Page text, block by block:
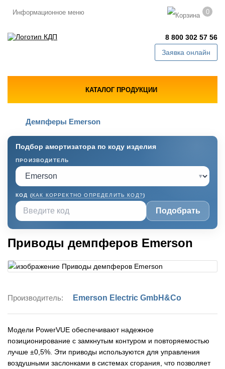
Информационное меню 0
8 800 302 57 56
Заявка онлайн
КАТАЛОГ ПРОДУКЦИИ
Демпферы Emerson
Подбор амортизатора по коду изделия
ПРОИЗВОДИТЕЛЬ
▾
КОД (КАК КОРРЕКТНО ОПРЕДЕЛИТЬ КОД?)
Подобрать
Приводы демпферов Emerson
Производитель: Emerson Electric GmbH&Co
Модели PowerVUE обеспечивают надежное
позиционирование с замкнутым контуром и повторяемостью
лучше ±0,5%. Эти приводы используются для управления
воздушными заслонками в системах сгорания, что позволяет